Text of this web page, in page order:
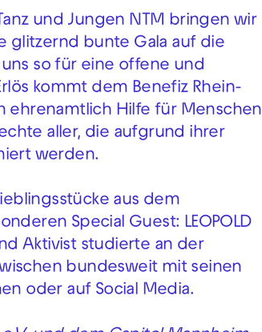
und Jungen NTM bringen wir
glitzernd bunte Gala auf die
so für eine offene und
kommt dem Benefiz Rhein-
ehrenamtlich Hilfe für Menschen
aller, die aufgrund ihrer
werden.
aus dem
Special Guest: LEOPOLD
Aktivist studierte an der
bundesweit mit seinen
oder auf Social Media.